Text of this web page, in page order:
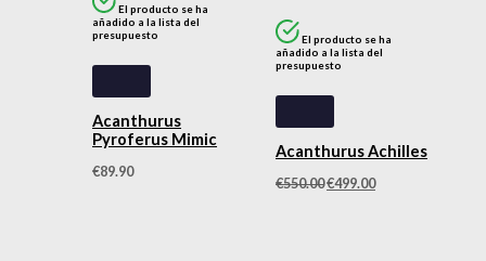
El producto se ha
añadido a la lista del
presupuesto
Acanthurus
Pyroferus Mimic
€89.90
El producto se ha
añadido a la lista del
presupuesto
Acanthurus Achilles
€550.00€499.00